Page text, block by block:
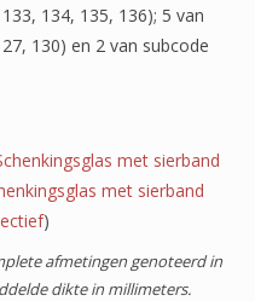
134, 135, 136); 5 van
130) en 2 van subcode
met sierband
met sierband
)
afmetingen genoteerd in
dikte in millimeters.